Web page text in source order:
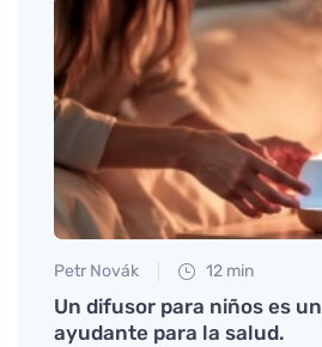
Petr Novák 12 min
Un difusor para niños es
ayudante para la salud.